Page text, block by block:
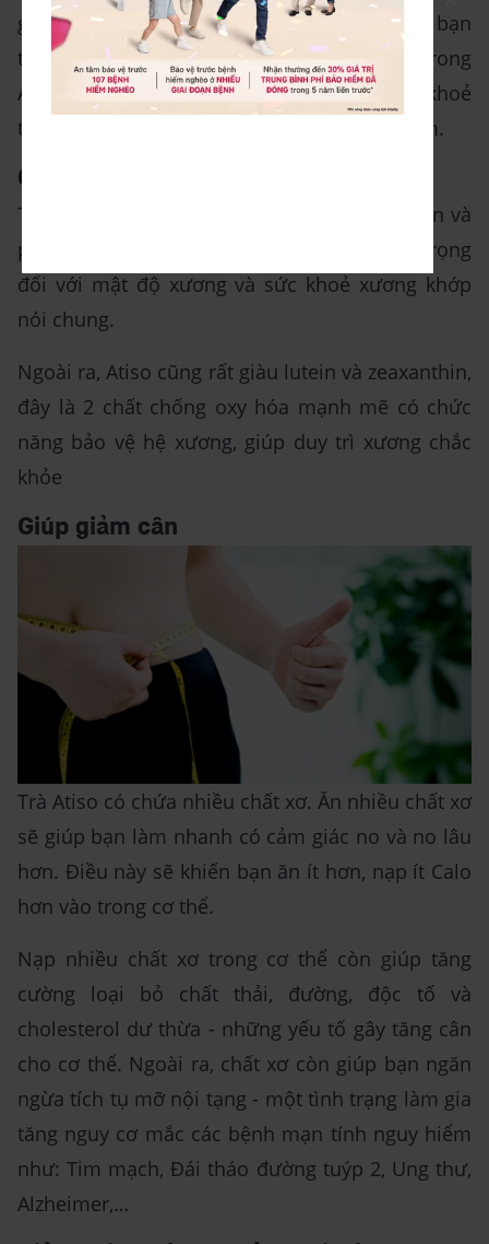
giúp duy trì chức năng tâm thần và bảo vệ bạn
trước các bệnh về não. Ngoài ra, folate trong
Atiso còn giúp bảo tồn trí nhớ, duy trì sức khoẻ
tinh thần và thậm chí hỗ trợ điều trị trầm cảm.
Giúp chắc khoẻ xương
Thành phần trà Atiso rất giàu magiê, mangan và
phốt pho - đây là những khoáng chất quan trọng
đối với mật độ xương và sức khoẻ xương khớp
nói chung.
Ngoài ra, Atiso cũng rất giàu lutein và zeaxanthin,
đây là 2 chất chống oxy hóa mạnh mẽ có chức
năng bảo vệ hệ xương, giúp duy trì xương chắc
khỏe
Giúp giảm cân
Trà Atiso có chứa nhiều chất xơ. Ăn nhiều chất xơ
sẽ giúp bạn làm nhanh có cảm giác no và no lâu
hơn. Điều này sẽ khiến bạn ăn ít hơn, nạp ít Calo
hơn vào trong cơ thể.
Nạp nhiều chất xơ trong cơ thể còn giúp tăng
cường loại bỏ chất thải, đường, độc tố và
cholesterol dư thừa - những yếu tố gây tăng cân
cho cơ thể. Ngoài ra, chất xơ còn giúp bạn ngăn
ngừa tích tụ mỡ nội tạng - một tình trạng làm gia
tăng nguy cơ mắc các bệnh mạn tính nguy hiểm
như: Tim mạch, Đái tháo đường tuýp 2, Ung thư,
Alzheimer,…